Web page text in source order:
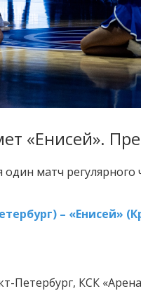
«Енисей».
один матч
– «Енисей»
Петербург, КСК